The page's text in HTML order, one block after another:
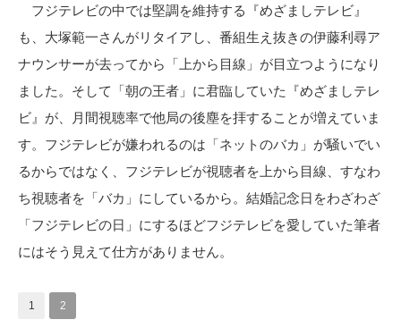
フジテレビの中では堅調を維持する『めざましテレビ』
も、大塚範一さんがリタイアし、番組生え抜きの伊藤利尋ア
ナウンサーが去ってから「上から目線」が目立つようになり
ました。そして「朝の王者」に君臨していた『めざましテレ
ビ』が、月間視聴率で他局の後塵を拝することが増えていま
す。フジテレビが嫌われるのは「ネットのバカ」が騒いでい
るからではなく、フジテレビが視聴者を上から目線、すなわ
ち視聴者を「バカ」にしているから。結婚記念日をわざわざ
「フジテレビの日」にするほどフジテレビを愛していた筆者
にはそう見えて仕方がありません。
1 2